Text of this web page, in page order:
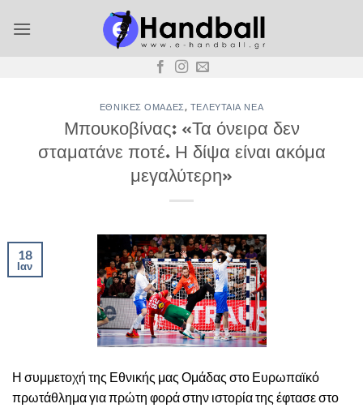
στο
ΕΘΝΙΚΈΣ ΟΜΆΔΕΣ, ΤΕΛΕΥΤΑΊΑ ΝΈΑ
Μπουκοβίνας: «Τα όνειρα δεν
σταματάνε ποτέ. Η δίψα είναι ακόμα
μεγαλύτερη»
18
Ιαν
Η συμμετοχή της Εθνικής μας Ομάδας στο Ευρωπαϊκό
πρωτάθλημα για πρώτη φορά στην ιστορία της έφτασε στο